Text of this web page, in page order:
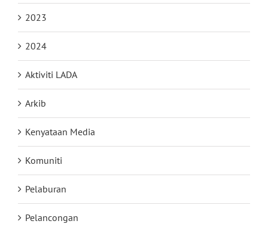
2023
2024
Aktiviti LADA
Arkib
Kenyataan Media
Komuniti
Pelaburan
Pelancongan